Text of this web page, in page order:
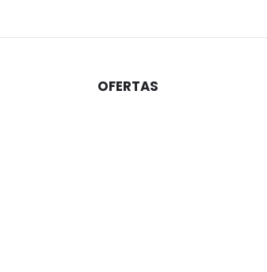
OFERTAS